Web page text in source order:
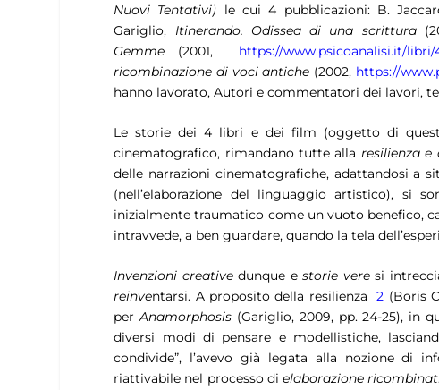
Nuovi Tentativi) le cui 4 pubblicazioni: B.
Gariglio, Itinerando. Odissea di una scrittura
Gemme (2001, https://www.psicoanalisi.it/libri/
ricombinazione di voci antiche (2002, https://
hanno lavorato, Autori e commentatori dei lavori,
Le storie dei 4 libri e dei film (oggetto di
cinematografico, rimandano tutte alla resilienza e
delle narrazioni cinematografiche, adattandosi a
(nell’elaborazione del linguaggio artistico), si
inizialmente traumatico come un vuoto benefico,
intravvede, a ben guardare, quando la tela
Invenzioni creativedunque estorie veresi
reinventarsi. A proposito della resilienza 2 (Boris
perAnamorphosis (Gariglio, 2009, pp. 24-25), in
diversi modi di pensare e modellistiche,
condivide”, l’avevo già legata alla nozione di
riattivabile nel processo di elaborazione